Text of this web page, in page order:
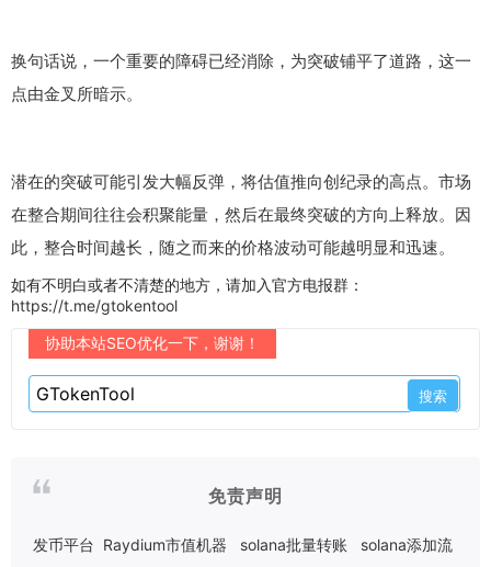
换句话说，一个重要的障碍已经消除，为突破铺平了道路，这一
点由金叉所暗示。
潜在的突破可能引发大幅反弹，将估值推向创纪录的高点。市场
在整合期间往往会积聚能量，然后在最终突破的方向上释放。因
此，整合时间越长，随之而来的价格波动可能越明显和迅速。
如有不明白或者不清楚的地方，请加入官方电报群：
https://t.me/gtokentool
协助本站SEO优化一下，谢谢！
免责声明
发币平台 Raydium市值机器 solana批量转账
solana添加流